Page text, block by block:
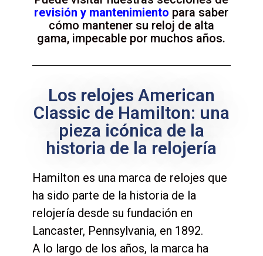
revisión y mantenimiento para saber
cómo mantener su reloj de alta
gama, impecable por muchos años.
Los relojes American
Classic de Hamilton: una
pieza icónica de la
historia de la relojería
Hamilton es una marca de relojes que
ha sido parte de la historia de la
relojería desde su fundación en
Lancaster, Pennsylvania, en 1892.
A lo largo de los años, la marca ha